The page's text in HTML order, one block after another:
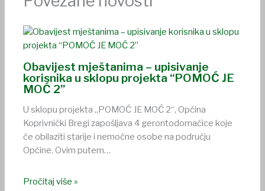
Obavijest mještanima – upisivanje
korisnika u sklopu projekta “POMOĆ JE
MOĆ 2”
U sklopu projekta „POMOĆ JE MOĆ 2“, Općina
Koprivnički Bregi zapošljava 4 gerontodomaćice koje
će obilaziti starije i nemoćne osobe na području
Općine. Ovim putem…
Pročitaj više »